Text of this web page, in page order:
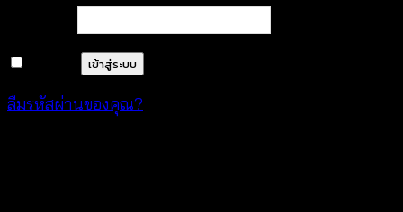
เข้าสู่ระบบ
ลืมรหัสผ่านของคุณ?